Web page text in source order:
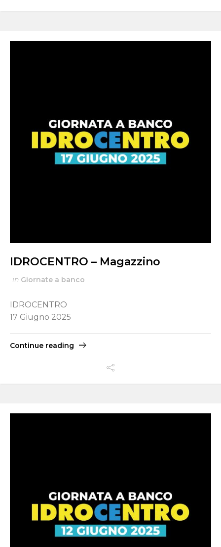
IDROCENTRO – Magazzino
in Giornate a banco
IDROCENTRO
17 Giugno 2025
Continue reading